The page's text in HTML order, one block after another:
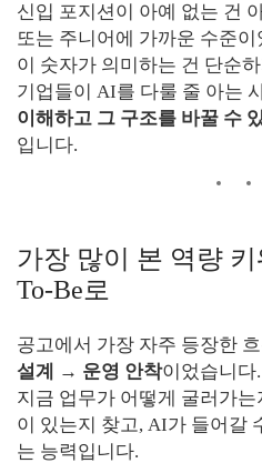
신입 포지션이 아예 없는 건
또는 주니어에 가까운 수준이
이 숫자가 의미하는 건 단순
기업들이 AI를 다룰 줄 아는
이해하고 그 구조를 바꿀 수
입니다.
가장 많이 본 역량
To-Be로
공고에서 가장 자주 등장한
설계 → 운영 안착이었습니다.
지금 업무가 어떻게 굴러가
이 있는지 찾고, AI가 들어갈
는 능력입니다.